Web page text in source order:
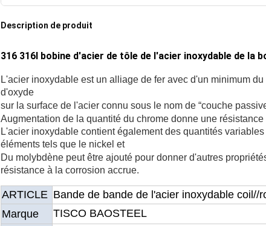
Description de produit
316 316l bobine d'acier de tôle de l'acier inoxydable de la
L'acier inoxydable est un alliage de fer avec d'un minimum
d'oxyde
sur la surface de l'acier connu sous le nom de “couche
Augmentation de la quantité du chrome donne une
L'acier inoxydable contient également des quantités
éléments tels que le nickel et
Du molybdène peut être ajouté pour donner d'autres
résistance à la corrosion accrue.
ARTICLE Bande de bande de l'acier inoxydable coil//
Marque
TISCO BAOSTEEL